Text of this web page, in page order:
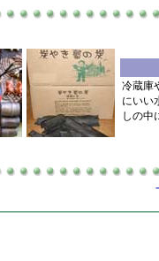
冷蔵庫
にいい
しの中